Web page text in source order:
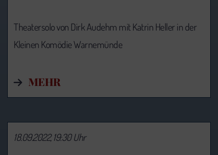
Theatersolo von Dirk Audehm mit Katrin Heller in der
Kleinen Komödie Warnemünde
MEHR
18.09.2022, 19:30 Uhr